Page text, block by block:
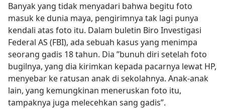
Banyak yang tidak menyadari bahwa begitu foto
masuk ke dunia maya, pengirimnya tak lagi punya
kendali atas foto itu. Dalam buletin Biro Investigasi
Federal AS (FBI), ada sebuah kasus yang menimpa
seorang gadis 18 tahun. Dia ”bunuh diri setelah foto
bugilnya, yang dia kirimkan kepada pacarnya lewat HP,
menyebar ke ratusan anak di sekolahnya. Anak-anak
lain, yang kemungkinan meneruskan foto itu,
tampaknya juga melecehkan sang gadis”.